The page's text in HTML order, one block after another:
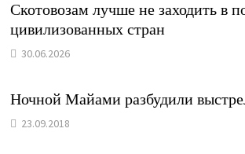
Скотовозам лучше не заходить в
цивилизованных стран
30.06.2026
Ночной Майами разбудили
23.09.2018